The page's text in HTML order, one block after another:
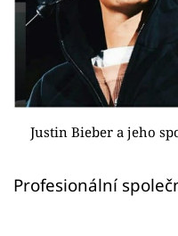
Sledujte prima+
Přihlášení
Justin Bieber a jeho
Profesionální